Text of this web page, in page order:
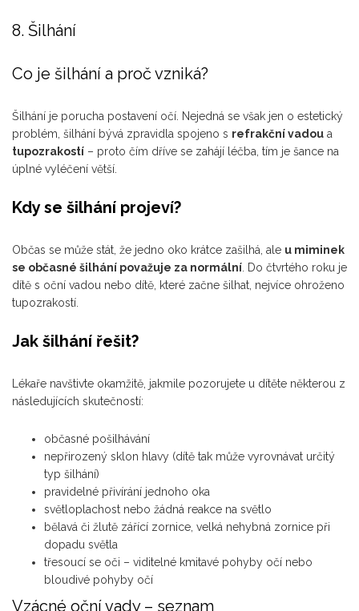
8. Šilhání
Co je šilhání a proč vzniká?
Šilhání je porucha postavení očí. Nejedná se však jen o estetický
problém, šilhání bývá zpravidla spojeno s refrakční vadou a
tupozrakostí – proto čím dříve se zahájí léčba, tím je šance na
úplné vyléčení větší.
Kdy se šilhání projeví?
Občas se může stát, že jedno oko krátce zašilhá, ale u miminek
se občasné šilhání považuje za normální . Do čtvrtého roku je
dítě s oční vadou nebo dítě, které začne šilhat, nejvíce ohroženo
tupozrakostí.
Jak šilhání řešit?
Lékaře navštivte okamžitě, jakmile pozorujete u dítěte některou z
následujících skutečností:
občasné pošilhávání
nepřirozený sklon hlavy (dítě tak může vyrovnávat určitý
typ šilhání)
pravidelné přivírání jednoho oka
světloplachost nebo žádná reakce na světlo
bělavá či žlutě zářící zornice, velká nehybná zornice při
dopadu světla
třesoucí se oči – viditelné kmitavé pohyby očí nebo
bloudivé pohyby očí
Vzácné oční vady – seznam